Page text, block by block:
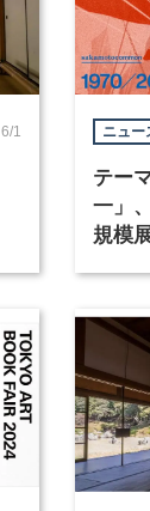
6/1 ニュー
テー
一」
規模